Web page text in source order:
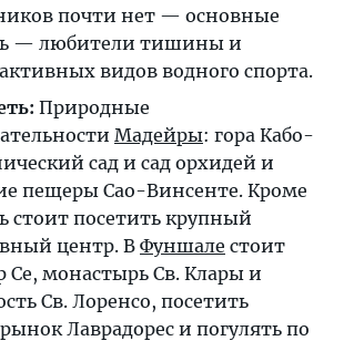
почти нет — основные
— любители тишины и
видов водного спорта.
Природные
Мадейры: гора Кабо-
сад и сад орхидей и
пещеры Сао-Винсенте. Кроме
стоит посетить крупный
центр. В Фуншале стоит
Се, монастырь Св. Клары и
Св. Лоренсо, посетить
Лаврадорес и погулять по